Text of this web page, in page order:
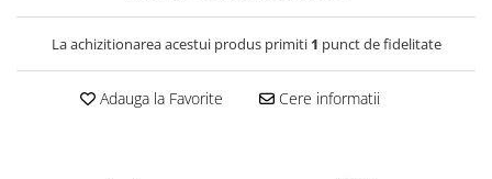
La achizitionarea acestui produs primiti 1 punct de fidelitate
Adauga la Favorite Cere informatii